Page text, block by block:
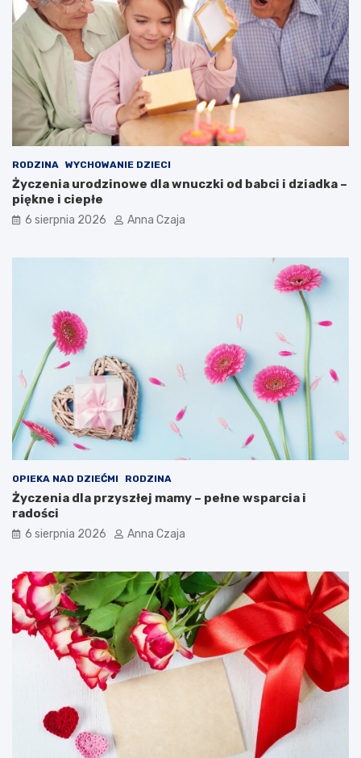
RODZINA WYCHOWANIE DZIECI
Życzenia urodzinowe dla wnuczki od babci i dziadka –
piękne i ciepłe
6 sierpnia 2026 Anna Czaja
OPIEKA NAD DZIEĆMI RODZINA
Życzenia dla przyszłej mamy – pełne wsparcia i
radości
6 sierpnia 2026 Anna Czaja